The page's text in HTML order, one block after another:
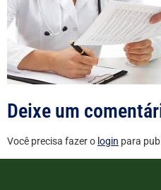
Deixe um
Você precisa fazer o login para